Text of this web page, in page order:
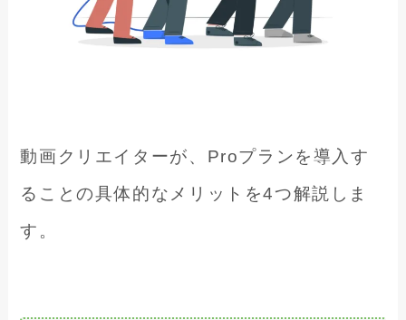
動画クリエイターが、Proプランを導入す
ることの具体的なメリットを4つ解説しま
す。